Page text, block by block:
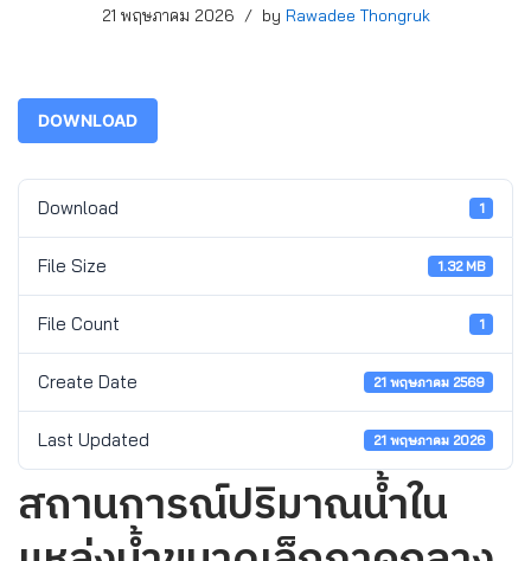
21 พฤษภาคม 2026 by Rawadee Thongruk
DOWNLOAD
Download 1
File Size 1.32 MB
File Count 1
Create Date 21 พฤษภาคม 2569
Last Updated 21 พฤษภาคม 2026
สถานการณ์ปริมาณน้ำใน